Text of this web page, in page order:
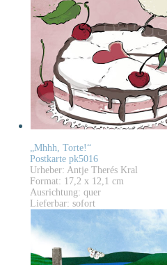
„Mhhh, Torte!“
Postkarte pk5016
Urheber: Antje Therés Kral
Format: 17,2 x 12,1 cm
Ausrichtung: quer
Lieferbar: sofort